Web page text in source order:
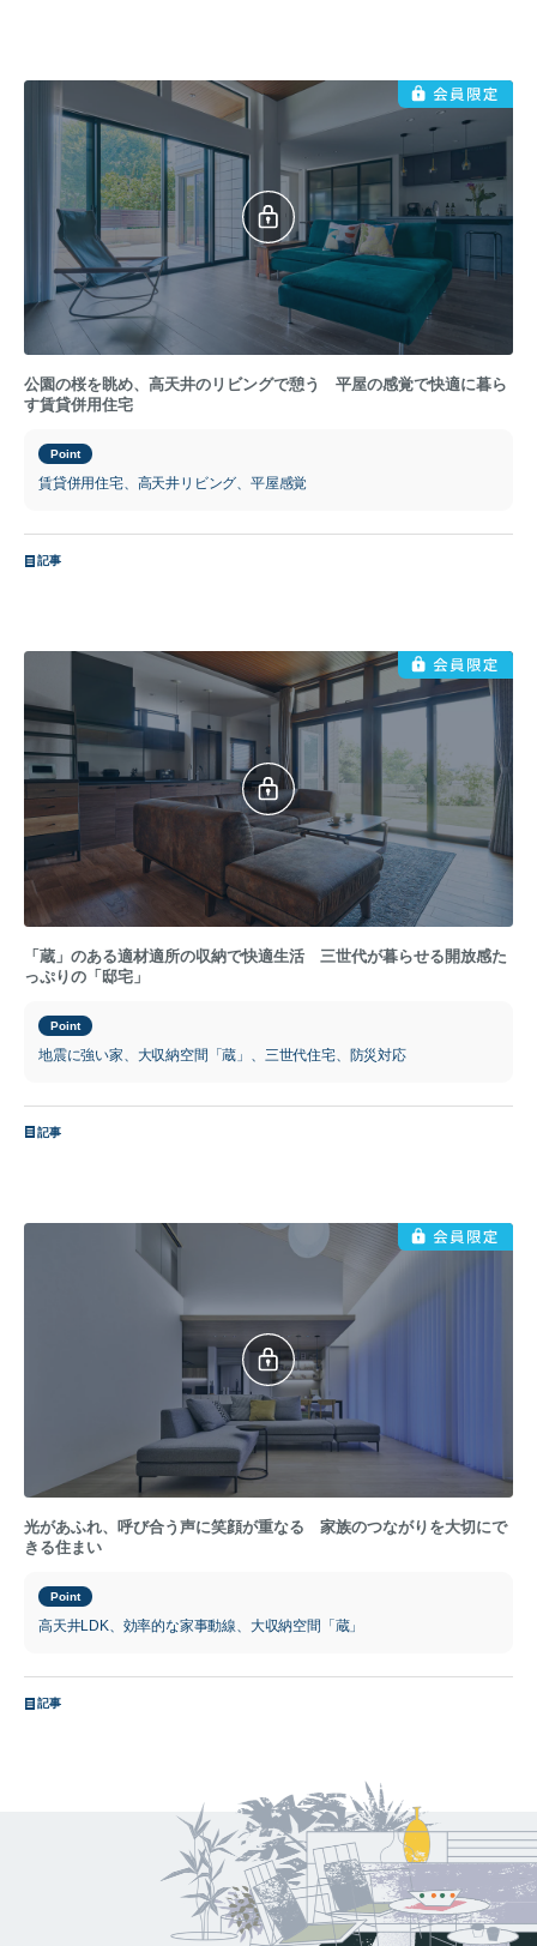
公園の桜を眺め、高天井のリビングで憩う 平屋の感覚で快適に暮ら
す賃貸併用住宅
Point
賃貸併用住宅、高天井リビング、平屋感覚
記事
「蔵」のある適材適所の収納で快適生活 三世代が暮らせる開放感た
っぷりの「邸宅」
Point
地震に強い家、大収納空間「蔵」、三世代住宅、防災対応
記事
光があふれ、呼び合う声に笑顔が重なる 家族のつながりを大切にで
きる住まい
Point
高天井LDK、効率的な家事動線、大収納空間「蔵」
記事